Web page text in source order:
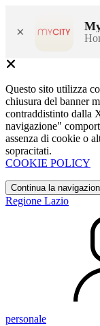
×
Questo sito utilizza
chiusura del banner
contraddistinto dalla
navigazione"
assenza di cookie o
sopracitati.
COOKIE POLICY
Continua la
Regione Lazio
personale